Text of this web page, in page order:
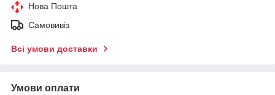
Нова Пошта
Самовивіз
Всі умови доставки
Умови оплати